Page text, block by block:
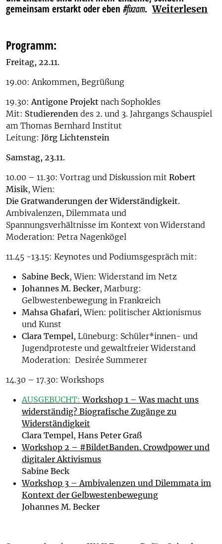
gemeinsam erstarkt oder eben #fixzam.Weiterlesen
Programm:
Freitag, 22.11.
19.00: Ankommen, Begrüßung
19.30: Antigone Projekt nach Sophokles
Mit: Studierenden des 2. und 3. Jahrgangs Schauspiel
am Thomas Bernhard Institut
Leitung: Jörg Lichtenstein
Samstag, 23.11.
10.00 – 11.30: Vortrag und Diskussion mit Robert
Misik, Wien:
Die Gratwanderungen der Widerständigkeit.
Ambivalenzen, Dilemmata und
Spannungsverhältnisse im Kontext von Widerstand
Moderation: Petra Nagenkögel
11.45 -13.15: Keynotes und Podiumsgespräch mit:
Sabine Beck, Wien: Widerstand im Netz
Johannes M. Becker, Marburg:
Gelbwestenbewegung in Frankreich
Mahsa Ghafari, Wien: politischer Aktionismus
und Kunst
Clara Tempel, Lüneburg: Schüler*innen- und
Jugendproteste und gewaltfreier Widerstand
Moderation: Desirée Summerer
14.30 – 17.30: Workshops
AUSGEBUCHT:Workshop 1 – Was macht uns
widerständig? Biografische Zugänge zu
Widerständigkeit
Clara Tempel, Hans Peter Graß
Workshop 2 – #BildetBanden. Crowdpower und
digitaler Aktivismus
Sabine Beck
Workshop 3 – Ambivalenzen und Dilemmata im
Kontext der Gelbwestenbewegung
Johannes M. Becker